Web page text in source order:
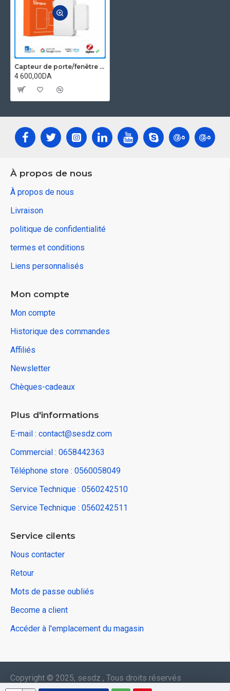
Capteur de porte/fenêtre sans fil ZigBee SONOFF SNZB-04P
4 600,00DA
À propos de nous
À propos de nous
Livraison
politique de confidentialité
termes et conditions
Liens personnalisés
Mon compte
Mon compte
Historique des commandes
Affiliés
Newsletter
Chèques-cadeaux
Plus d'informations
E-mail : contact@sesdz.com
Commercial : 0658442363
Téléphone store : 0560058049
Service Technique : 0560242510
Service Technique : 0560242511
Service cilents
Nous contacter
Retour
Mots de passe oubliés
Become a client
Accéder à l'emplacement du magasin
Copyright © 2025, sesdz , Tous droits réservés